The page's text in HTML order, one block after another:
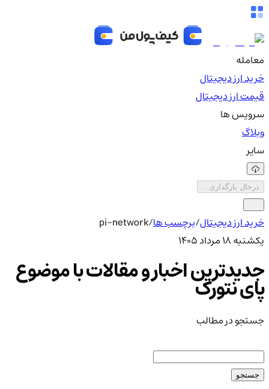
معامله
خرید ارز دیجیتال
قیمت ارز دیجیتال
سرویس ها
وبلاگ
سایر
درحال بارگذاری...
خرید ارز دیجیتال/برچسب ها/
pi-network
یکشنبه ۱۸ مرداد ۱۴۰۵
جدیدترین اخبار و مقالات با موضوع
پای نتورک
جستجو در مطالب
جستجو